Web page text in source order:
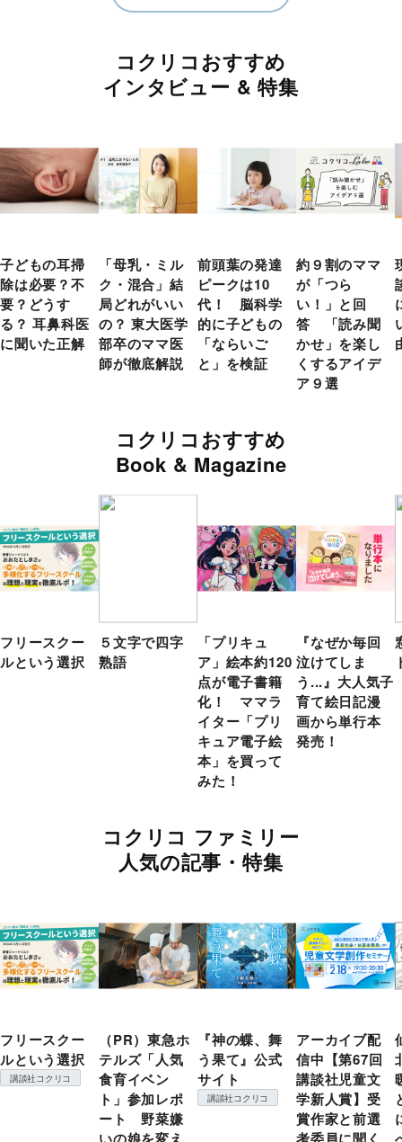
コクリコおすすめ
インタビュー & 特集
子どもの耳掃
除は必要？不
要？どうす
る？ 耳鼻科医
に聞いた正解
「母乳・ミル
ク・混合」結
局どれがいい
の？ 東大医学
部卒のママ医
師が徹底解説
前頭葉の発達
ピークは10
代！ 脳科学
的に子どもの
「ならいご
と」を検証
約９割のママ
が「つら
い！」と回
答 「読み聞
かせ」を楽し
くするアイデ
ア９選
コクリコおすすめ
Book & Magazine
フリースクー
ルという選択
５文字で四字
熟語
「プリキュ
ア」絵本約120
点が電子書籍
化！ ママラ
イター「プリ
キュア電子絵
本」を買って
みた！
『なぜか毎回
泣けてしま
う...』大人気子
育て絵日記漫
画から単行本
発売！
コクリコ ファミリー
人気の記事・特集
フリースクー
ルという選択
講談社コクリコ
（PR）東急ホ
テルズ「人気
食育イベン
ト」参加レポ
ート 野菜嫌
いの娘を変え
『神の蝶、舞
う果て』公式
サイト
講談社コクリコ
アーカイブ配
信中【第67回
講談社児童文
学新人賞】受
賞作家と前選
考委員に聞く